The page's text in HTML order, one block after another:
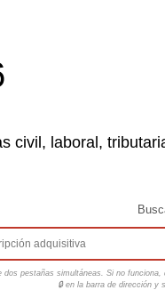
civil, laboral,
dos pestañas simultáneas. Si no funciona,
🔒 en la barra de dirección y